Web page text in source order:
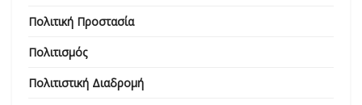
Πολιτική Προστασία
Πολιτισμός
Πολιτιστική Διαδρομή